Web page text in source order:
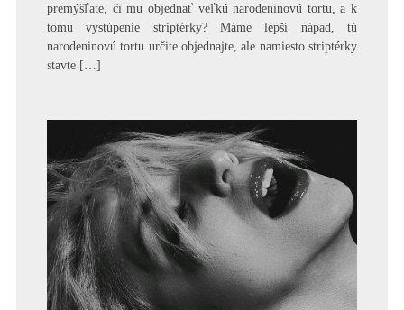
premýšľate, či mu objednať veľkú narodeninovú tortu, a k
tomu vystúpenie striptérky? Máme lepší nápad, tú
narodeninovú tortu určite objednajte, ale namiesto striptérky
stavte […]